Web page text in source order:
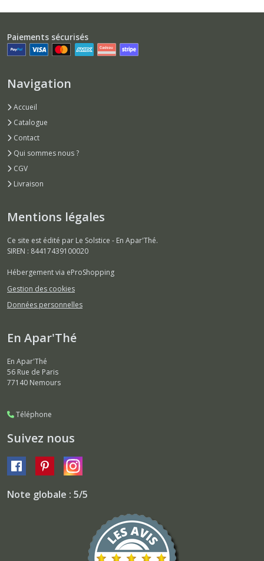
Paiements sécurisés
Navigation
Accueil
Catalogue
Contact
Qui sommes nous ?
CGV
Livraison
Mentions légales
Ce site est édité par Le Solstice - En Apar'Thé.
SIREN : 84417439100020
Hébergement via eProShopping
Gestion des cookies
Données personnelles
En Apar'Thé
En Apar'Thé
56 Rue de Paris
77140 Nemours
Téléphone
Suivez nous
Note globale : 5/5